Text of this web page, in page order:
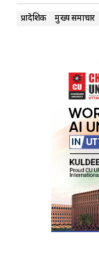
प्रादेशिक मुख्य समाचार